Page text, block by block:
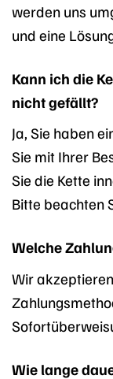
werden uns
und eine
Kann ich die
nicht gefällt?
Ja, Sie haben
Sie mit Ihrer
Sie die Kette
Bitte beachten
Welche
Wir
Wie lange